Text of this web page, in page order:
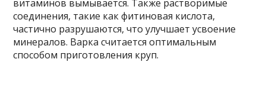
витаминов вымывается. Также растворимые
соединения, такие как фитиновая кислота,
частично разрушаются, что улучшает усвоение
минералов. Варка считается оптимальным
способом приготовления круп.